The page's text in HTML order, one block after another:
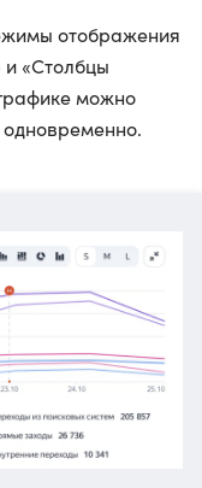
отображения
«Столбцы
можно
одновременно.